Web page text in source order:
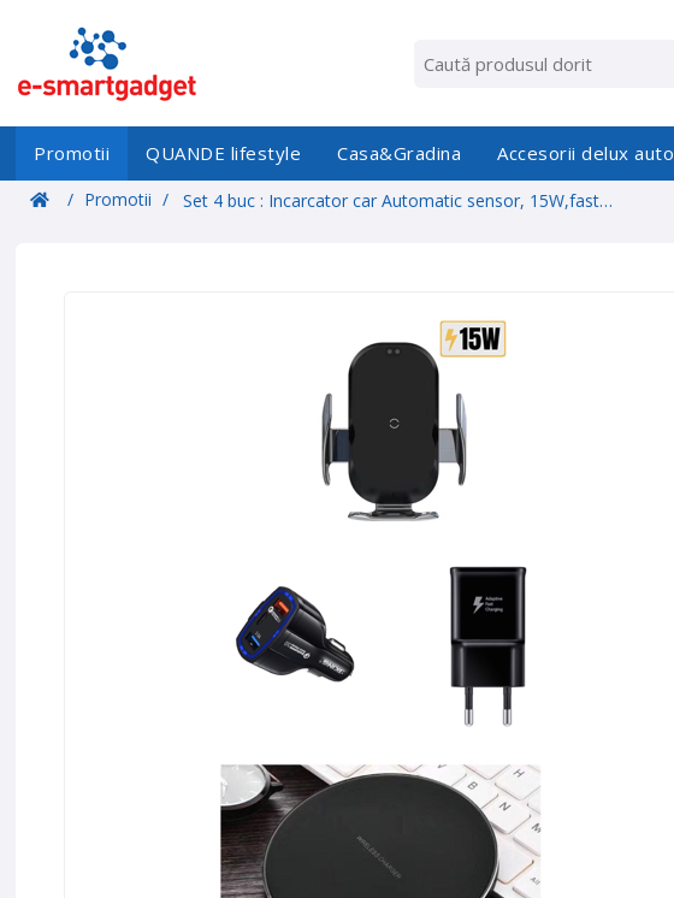
Promotii QUANDE lifestyle Casa&Gradina Accesorii delux auto
/ Promotii /
Set 4 buc : Incarcator car Automatic sensor, 15W,fast